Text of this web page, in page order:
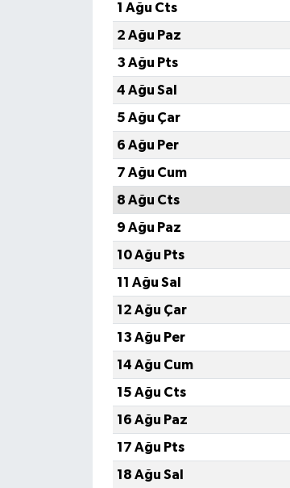
1 Ağu Cts
2 Ağu Paz
3 Ağu Pts
4 Ağu Sal
5 Ağu Çar
6 Ağu Per
7 Ağu Cum
8 Ağu Cts
9 Ağu Paz
10 Ağu Pts
11 Ağu Sal
12 Ağu Çar
13 Ağu Per
14 Ağu Cum
15 Ağu Cts
16 Ağu Paz
17 Ağu Pts
18 Ağu Sal
ÜÇÜNCÜ SAYFA
SİVİL TOPLUM
SEÇİM 2014
KİM KİMDİR
ÇEK GÖNDER
HEDEF2020
OTOMOBİL